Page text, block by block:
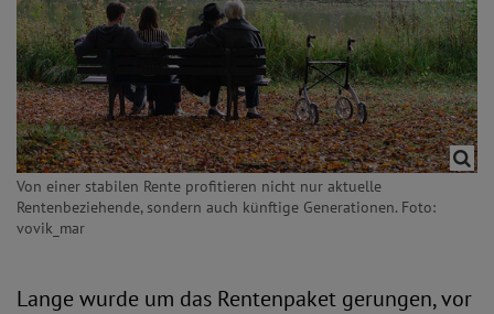
Von einer stabilen Rente profitieren nicht nur aktuelle
Rentenbeziehende, sondern auch künftige Generationen. Foto:
vovik_mar
Lange wurde um das Rentenpaket gerungen, vor